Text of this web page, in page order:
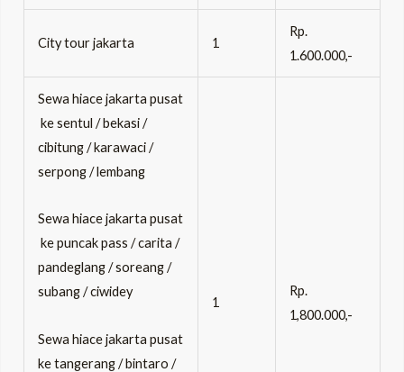
City tour jakarta 1
Rp.
1.600.000,-
Sewa hiace jakarta pusat
ke sentul / bekasi /
cibitung / karawaci /
serpong / lembang
Sewa hiace jakarta pusat
ke puncak pass / carita /
pandeglang / soreang /
subang / ciwidey
Sewa hiace jakarta pusat
ke tangerang / bintaro /
1
Rp.
1,800.000,-